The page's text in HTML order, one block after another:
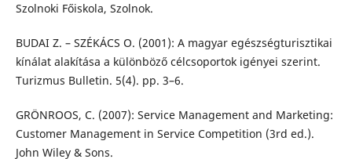
Szolnoki Főiskola, Szolnok.
BUDAI Z. – SZÉKÁCS O. (2001): A magyar egészségturisztikai
kínálat alakítása a különböző célcsoportok igényei szerint.
Turizmus Bulletin. 5(4). pp. 3–6.
GRÖNROOS, C. (2007): Service Management and Marketing:
Customer Management in Service Competition (3rd ed.).
John Wiley & Sons.